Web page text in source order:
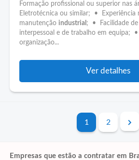
Formação profissional ou superior nas
Eletrotécnica ou similar; • Experiência
manutenção industrial ; • Facilidade
interpessoal e de trabalho em equipa;
organização...
Ver detalhes
1 2
Empresas que estão a contratar em